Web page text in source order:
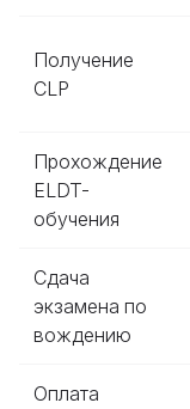
Получение
CLP
Прохождение
ELDT-
обучения
Сдача
экзамена по
вождению
Оплата